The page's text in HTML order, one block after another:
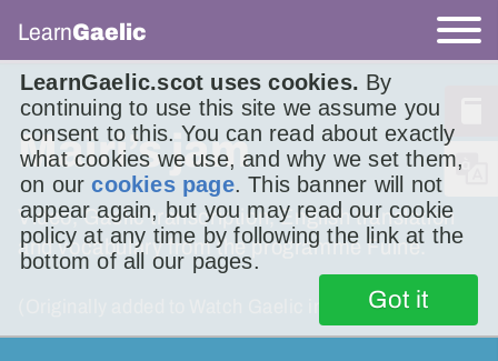
LearnGaelic.scot uses cookies. By
continuing to use this site we assume you
consent to this. You can read about exactly
what cookies we use, and why we set them,
on ourcookies page. This banner will not
appear again, but you may read our cookie
policy at any time by following the link at the
bottom of all our pages.
Got it
LearnGaelic
Mairi’s jam
Video, Gaelic transcription, English translation
and vocabulary from the programme Fuine.
(Originally added to Watch Gaelic in 2017.)